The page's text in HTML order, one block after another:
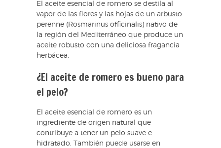
El aceite esencial de romero se destila al
vapor de las flores y las hojas de un arbusto
perenne (Rosmarinus officinalis) nativo de
la región del Mediterráneo que produce un
aceite robusto con una deliciosa fragancia
herbácea.
¿El aceite de romero es bueno para
el pelo?
El aceite esencial de romero es un
ingrediente de origen natural que
contribuye a tener un pelo suave e
hidratado. También puede usarse en